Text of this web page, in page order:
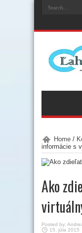
Home /
informácie s
Ako
Posted by:
15. júla 2015